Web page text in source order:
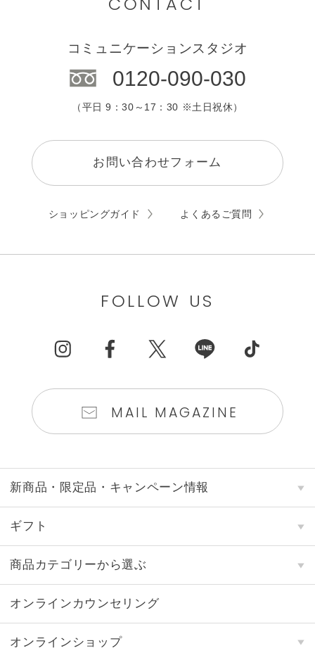
コミュニケーションスタジオ
0120-090-030
（平日 9：30～17：30 ※土日祝休）
お問い合わせフォーム
ショッピングガイド よくあるご質問
FOLLOW US
MAIL MAGAZINE
新商品・限定品・キャンペーン情報
ギフト
商品カテゴリーから選ぶ
オンラインカウンセリング
オンラインショップ